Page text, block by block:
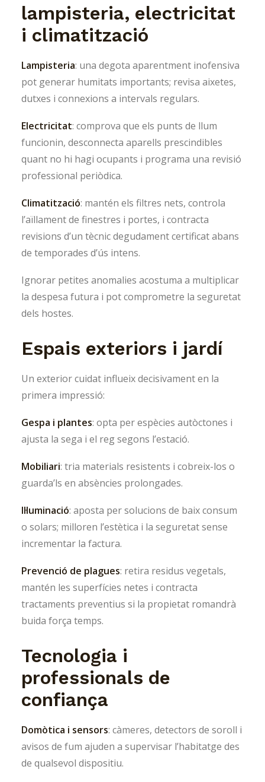
lampisteria, electricitat
i climatització
Lampisteria: una degota aparentment inofensiva
pot generar humitats importants; revisa aixetes,
dutxes i connexions a intervals regulars.
Electricitat: comprova que els punts de llum
funcionin, desconnecta aparells prescindibles
quant no hi hagi ocupants i programa una revisió
professional periòdica.
Climatització: mantén els filtres nets, controla
l’aïllament de finestres i portes, i contracta
revisions d’un tècnic degudament certificat abans
de temporades d’ús intens.
Ignorar petites anomalies acostuma a multiplicar
la despesa futura i pot comprometre la seguretat
dels hostes.
Espais exteriors i jardí
Un exterior cuidat influeix decisivament en la
primera impressió:
Gespa i plantes: opta per espècies autòctones i
ajusta la sega i el reg segons l’estació.
Mobiliari: tria materials resistents i cobreix-los o
guarda’ls en absències prolongades.
Il·luminació: aposta per solucions de baix consum
o solars; milloren l’estètica i la seguretat sense
incrementar la factura.
Prevenció de plagues: retira residus vegetals,
mantén les superfícies netes i contracta
tractaments preventius si la propietat romandrà
buida força temps.
Tecnologia i
professionals de
confiança
Domòtica i sensors: càmeres, detectors de soroll i
avisos de fum ajuden a supervisar l’habitatge des
de qualsevol dispositiu.